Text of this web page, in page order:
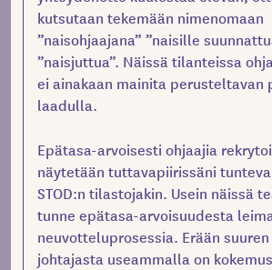
kutsutaan tekemään nimenomaan
”naisohjaajana” ”naisille
”naisjuttua”. Näissä tilanteissa
ei ainakaan mainita perusteltavan
laadulla.
Epätasa-arvoisesti ohjaajia
näytetään tuttavapiirissäni
STOD:n tilastojakin. Usein näissä
tunne epätasa-arvoisuudesta
neuvotteluprosessia. Erään
johtajasta useammalla on